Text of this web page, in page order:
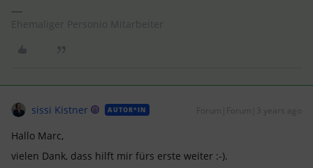
sissi Kistner AUTOR*IN Forum|Forum|3 years ago
Hallo Marc,
vielen Dank, dass hilft mir fürs erste weiter :-).